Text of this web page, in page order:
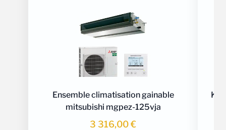
Ensemble climatisation gainable
mitsubishi mgpez-125vja
3 316,00€
Kit